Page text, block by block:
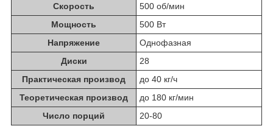
Скорость
500 об/мин
Мощность
500 Вт
Напряжение
Oднофазная
Диски
28
Практическая производ
до 40 кг/ч
Теоретическая производ
до 180 кг/мин
Число порций
20-80